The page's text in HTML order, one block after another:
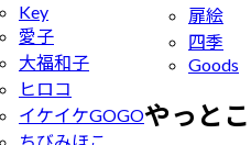
Key
愛子
大福和子
ヒロコ
イケイケGOGO
扉絵
四季
Goods
やっと